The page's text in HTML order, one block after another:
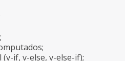
if, v-else, v-else-if);